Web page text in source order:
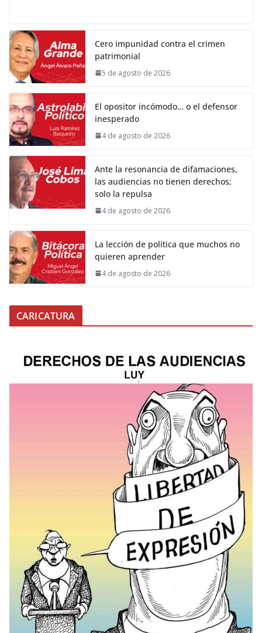
Cero impunidad contra el crimen
patrimonial
5 de agosto de 2026
El opositor incómodo… o el defensor
inesperado
4 de agosto de 2026
Ante la resonancia de difamaciones,
las audiencias no tienen derechos;
solo la repulsa
4 de agosto de 2026
La lección de política que muchos no
quieren aprender
4 de agosto de 2026
CARICATURA